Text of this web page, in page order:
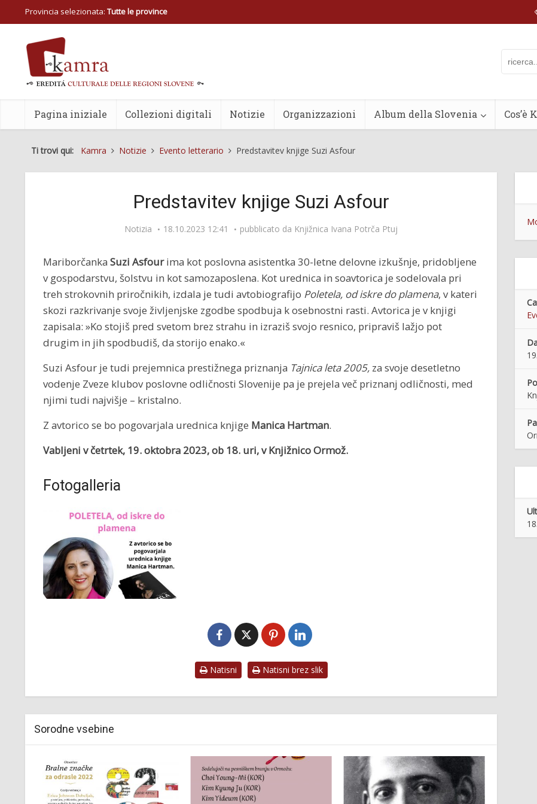
Provincia selezionata: Tutte le province
Pagina iniziale Collezioni digitali Notizie Organizzazioni Album della Slovenia Cos’è
Ti trovi qui: Kamra Notizie Evento letterario Predstavitev knjige Suzi Asfour
Predstavitev knjige Suzi Asfour
Notizia 18.10.2023 12:41 pubblicato da Knjižnica Ivana Potrča Ptuj
Mariborčanka Suzi Asfourima kot poslovna asistentka 30-letne delovne izkušnje, pridobljene
v gospodarstvu, šolstvu in kot samozaposlena. Kot urednica in soavtorica je sodelovala pri
treh strokovnih priročnikih, izdala je tudi avtobiografijo Poletela, od iskre do plamena, v kateri
skozi razkrivanje svoje življenjske zgodbe spodbuja k osebnostni rasti. Avtorica je v knjigi
zapisala: »Ko stojiš pred svetom brez strahu in izraziš svojo resnico, pripraviš lažjo pot
drugim in jih spodbudiš, da storijo enako.«
Suzi Asfour je tudi prejemnica prestižnega priznanja Tajnica leta 2005, za svoje desetletno
vodenje Zveze klubov poslovne odličnosti Slovenije pa je prejela več priznanj odličnosti, med
njimi tudi najvišje – kristalno.
Z avtorico se bo pogovarjala urednica knjige Manica Hartman.
Vabljeni v četrtek, 19. oktobra 2023, ob 18. uri, v Knjižnico Ormož.
Fotogalleria
Natisni Natisni brez slik
Sorodne vsebine